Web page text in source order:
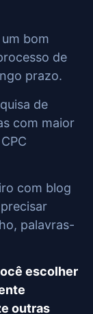
bom
de
prazo.
de
com maior
com blog
palavras-
escolher
outras